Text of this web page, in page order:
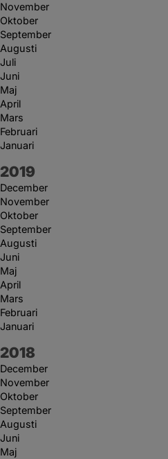
November
Oktober
September
Augusti
Juli
Juni
Maj
April
Mars
Februari
Januari
År:
2019
December
November
Oktober
September
Augusti
Juni
Maj
April
Mars
Februari
Januari
År:
2018
December
November
Oktober
September
Augusti
Juni
Maj